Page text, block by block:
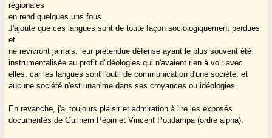
régionales
en rend quelques uns fous.
J'ajoute que ces langues sont de toute façon sociologiquement perdues
et
ne revivront jamais, leur prétendue défense ayant le plus souvent été
instrumentalisée au profit d'idéologies qui n'avaient rien à voir avec
elles, car les langues sont l'outil de communication d'une société, et
aucune société n'est unanime dans ses croyances ou idéologies.
En revanche, j'ai toujours plaisir et admiration à lire les exposés
documentés de Guilhem Pépin et Vincent Poudampa (ordre alpha).